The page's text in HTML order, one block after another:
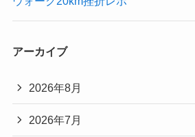
アーカイブ
2026年8月
2026年7月